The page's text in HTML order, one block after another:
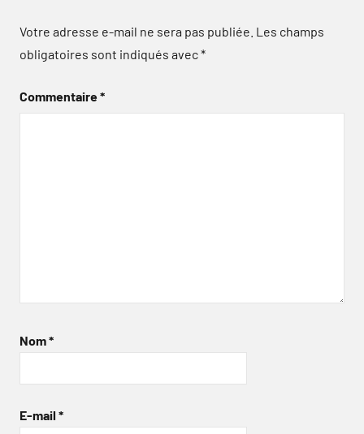
Votre adresse e-mail ne sera pas publiée. Les champs
obligatoires sont indiqués avec*
Commentaire*
Nom*
E-mail *